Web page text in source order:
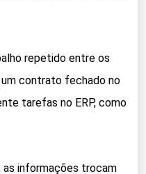
repetido entre os
contrato fechado no
tarefas no ERP, como
as informações trocam